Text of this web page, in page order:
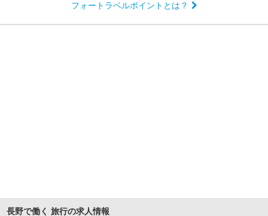
フォートラベルポイントとは？
長野で働く 旅行の求人情報